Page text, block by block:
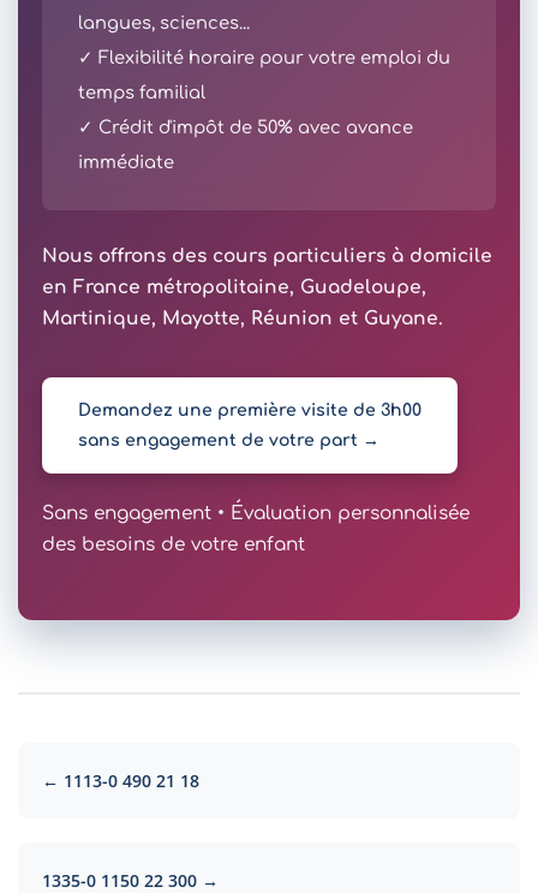
langues, sciences...
✓ Flexibilité horaire pour votre emploi du
temps familial
✓ Crédit d'impôt de 50% avec avance
immédiate
Nous offrons des cours particuliers à domicile
en France métropolitaine, Guadeloupe,
Martinique, Mayotte, Réunion et Guyane.
Demandez une première visite de 3h00
sans engagement de votre part →
Sans engagement • Évaluation personnalisée
des besoins de votre enfant
← 1113-0 490 21 18
1335-0 1150 22 300 →